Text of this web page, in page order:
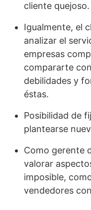
cliente quejoso.
Igualmente, el
analizar el
empresas
compararte
debilidades y
éstas.
Posibilidad de
plantearse
Como gerente
valorar
imposible,
vendedores